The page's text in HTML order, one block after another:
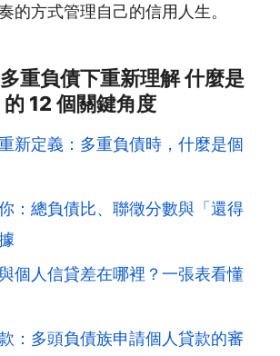
的方式管理自己的信用人生。
重負債下重新理解 什麼是
12 個關鍵角度
新定義：多重負債時，什麼是個
：總負債比、聯徵分數與「還得
個人信貸差在哪裡？一張表看懂
：多頭負債族申請個人貸款的審